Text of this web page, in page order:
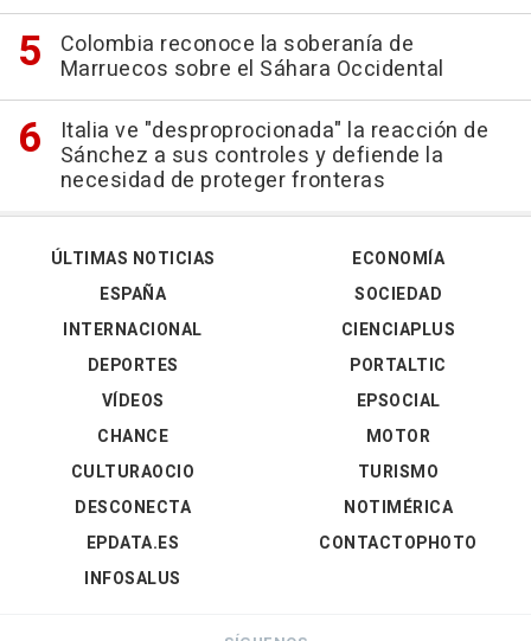
Colombia reconoce la soberanía de
Marruecos sobre el Sáhara Occidental
Italia ve "desproprocionada" la reacción de
Sánchez a sus controles y defiende la
necesidad de proteger fronteras
ÚLTIMAS NOTICIAS
ESPAÑA
INTERNACIONAL
DEPORTES
VÍDEOS
ECONOMÍA
SOCIEDAD
CIENCIAPLUS
PORTALTIC
EPSOCIAL
CHANCE
CULTURAOCIO
DESCONECTA
EPDATA.ES
INFOSALUS
MOTOR
TURISMO
NOTIMÉRICA
CONTACTOPHOTO